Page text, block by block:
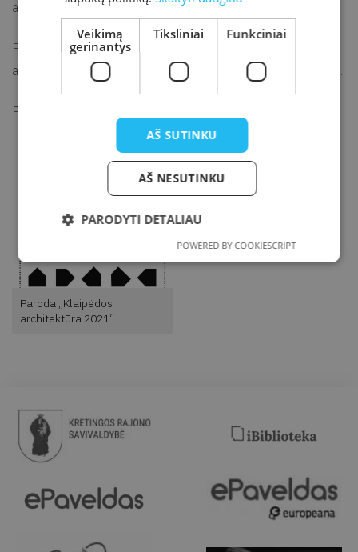
architektų projektai įvairiuose miestuose.
Parodos atidaryme dalyvaus ir ją pristatys Lietuvos
architektų sąjungos Klaipėdos apskrities organizacijos nariai.
Paroda veiks iki vasario 28 d.
Paroda „Klaipėdos
architektūra 2021“
Veikimą
gerinantys
Tiksliniai Funkciniai
AŠ SUTINKU
AŠ NESUTINKU
PARODYTI DETALIAU
POWERED BY COOKIESCRIPT